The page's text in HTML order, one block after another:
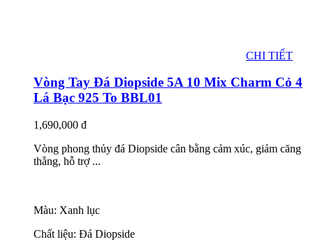
CHI TIẾT
Vòng Tay Đá Diopside 5A 10 Mix Charm Cỏ 4
Lá Bạc 925 To BBL01
1,690,000 đ
Vòng phong thủy đá Diopside cân bằng cảm xúc, giảm căng
thẳng, hỗ trợ ...
Màu: Xanh lục
Chất liệu: Đá Diopside